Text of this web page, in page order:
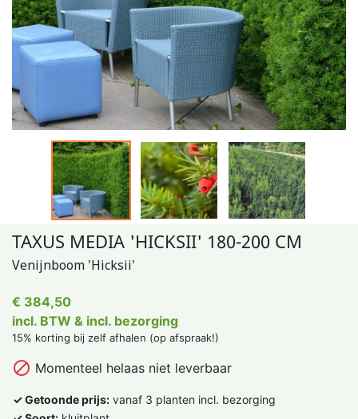
TAXUS MEDIA 'HICKSII' 180-200 CM
Venijnboom 'Hicksii'
€ 384,50
incl. BTW & incl. bezorging
15% korting bij zelf afhalen (op afspraak!)
 Momenteel helaas niet leverbaar
✓ Getoonde prijs: vanaf 3 planten incl. bezorging